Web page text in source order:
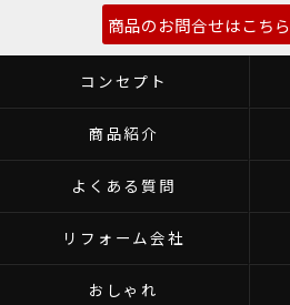
商品のお問合せはこちら
コンセプト
商品紹介
よくある質問
リフォーム会社
おしゃれ